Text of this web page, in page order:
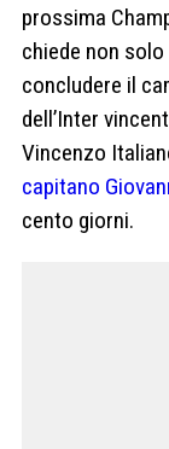
prossima
chiede non
concludere il
dell’Inter
Vincenzo
capitano
cento giorni.